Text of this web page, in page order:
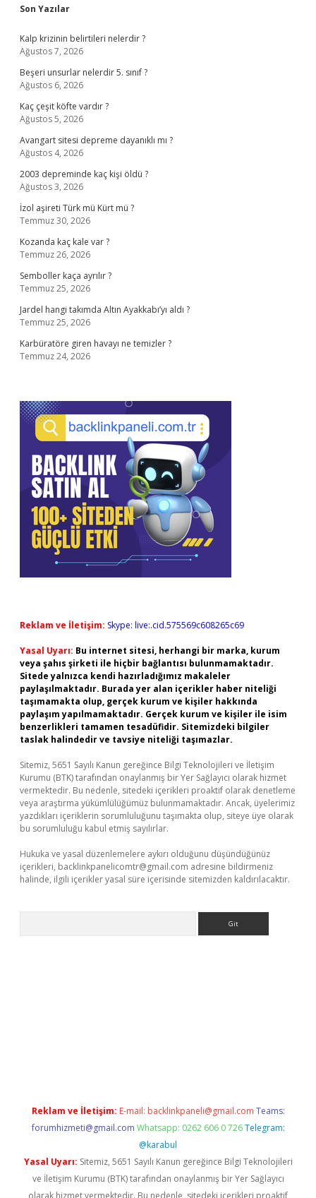
Sidebar
Son Yazılar
Kalp krizinin belirtileri nelerdir ?
Ağustos 7, 2026
Beşeri unsurlar nelerdir 5. sınıf ?
Ağustos 6, 2026
Kaç çeşit köfte vardır ?
Ağustos 5, 2026
Avangart sitesi depreme dayanıklı mı ?
Ağustos 4, 2026
2003 depreminde kaç kişi öldü ?
Ağustos 3, 2026
İzol aşireti Türk mü Kürt mü ?
Temmuz 30, 2026
Kozanda kaç kale var ?
Temmuz 26, 2026
Semboller kaça ayrılır ?
Temmuz 25, 2026
Jardel hangi takımda Altın Ayakkabı’yı aldı ?
Temmuz 25, 2026
Karbüratöre giren havayı ne temizler ?
Temmuz 24, 2026
Reklam ve İletişim: Skype: live:.cid.575569c608265c69
Yasal Uyarı: Bu internet sitesi, herhangi bir marka, kurum
veya şahıs şirketi ile hiçbir bağlantısı bulunmamaktadır.
Sitede yalnızca kendi hazırladığımız makaleler
paylaşılmaktadır. Burada yer alan içerikler haber niteliği
taşımamakta olup, gerçek kurum ve kişiler hakkında
paylaşım yapılmamaktadır. Gerçek kurum ve kişiler ile isim
benzerlikleri tamamen tesadüfidir. Sitemizdeki bilgiler
taslak halindedir ve tavsiye niteliği taşımazlar.
Sitemiz, 5651 Sayılı Kanun gereğince Bilgi Teknolojileri ve İletişim
Kurumu (BTK) tarafından onaylanmış bir Yer Sağlayıcı olarak hizmet
vermektedir. Bu nedenle, sitedeki içerikleri proaktif olarak denetleme
veya araştırma yükümlülüğümüz bulunmamaktadır. Ancak, üyelerimiz
yazdıkları içeriklerin sorumluluğunu taşımakta olup, siteye üye olarak
bu sorumluluğu kabul etmiş sayılırlar.
Hukuka ve yasal düzenlemelere aykırı olduğunu düşündüğünüz
içerikleri, backlinkpanelicomtr@gmail.com adresine bildirmeniz
halinde, ilgili içerikler yasal süre içerisinde sitemizden kaldırılacaktır.
Reklam ve İletişim: E-mail: backlinkpaneli@gmail.com Teams:
forumhizmeti@gmail.com Whatsapp: 0262 606 0 726 Telegram:
@karabul
Yasal Uyarı: Sitemiz, 5651 Sayılı Kanun gereğince Bilgi Teknolojileri
ve İletişim Kurumu (BTK) tarafından onaylanmış bir Yer Sağlayıcı
olarak hizmet vermektedir. Bu nedenle, sitedeki içerikleri proaktif